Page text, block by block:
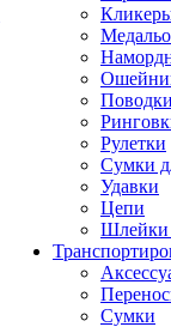
Рулетки
Сумки
Удавки
Цепи
Шлейки
Сумки